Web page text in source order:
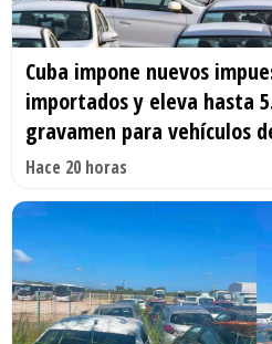
Cuba impone nuevos
importados y eleva hasta
gravamen para vehículos
Hace 20 horas